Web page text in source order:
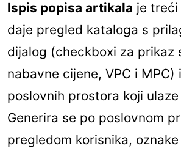
Ispis popisa artikala je treći
daje pregled kataloga s
dijalog (checkboxi za prikaz
nabavne cijene, VPC i MPC)
poslovnih prostora koji
Generira se po poslovnom
pregledom korisnika,